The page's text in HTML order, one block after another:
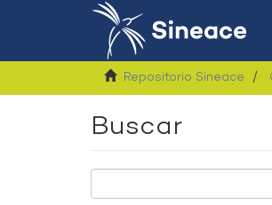
Repositorio Sineace
Buscar